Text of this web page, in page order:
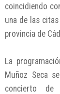
coincidiendo
una de las
provincia de
La
Muñoz Seca
concierto de